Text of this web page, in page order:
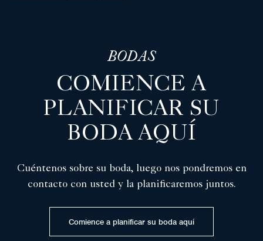
BODAS
COMIENCE A
PLANIFICAR SU
BODA AQUÍ
Cuéntenos sobre su boda, luego nos pondremos en
contacto con usted y la planificaremos juntos.
Comience a planificar su boda aquí